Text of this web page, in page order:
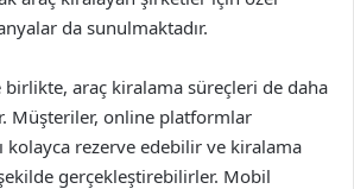
da sunulmaktadır.
araç kiralama süreçleri de daha
Müşteriler, online platformlar
kolayca rezerve edebilir ve kiralama
gerçekleştirebilirler. Mobil